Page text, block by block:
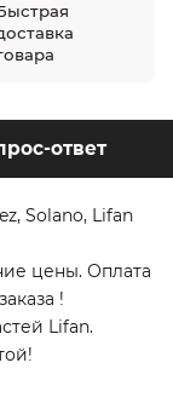
ответ
Solano, Lifan
цены. Оплата
!
Lifan.